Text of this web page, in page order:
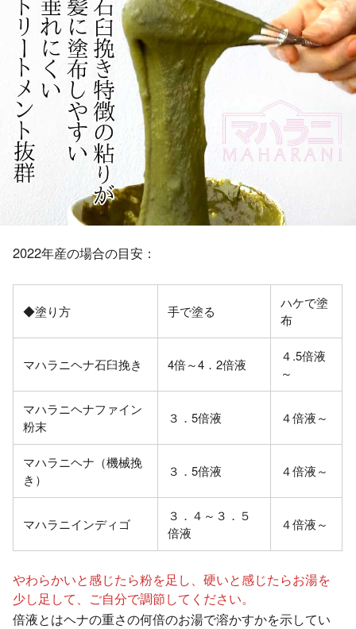
2022年産の場合の目安：
◆塗り方 手で塗る
ハケで塗
布
マハラニヘナ石臼挽き 4倍～4．2倍液
４.5倍液
～
マハラニヘナファイン
粉末
３．5倍液 ４倍液～
マハラニヘナ（機械挽
き）
３．5倍液 ４倍液～
マハラニインディゴ
３．４～３．５
倍液
４倍液～
やわらかいと感じたら粉を足し、硬いと感じたらお湯を
少し足して、ご自分で調節してください。
倍液とはヘナの重さの何倍のお湯で溶かすかを示してい